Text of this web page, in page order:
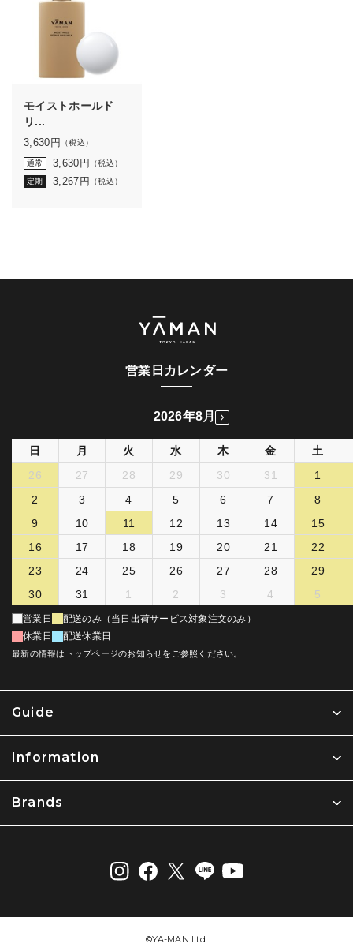
モイストホールド
リ...
3,630 円 （税込）
通常 3,630 円 （税込）
定期 3,267 円 （税込）
Guide
Information
Brands
営業日カレンダー
2026年8月
日 月 火 水 木 金
土
26
27 28 29 30 31
1
2
3 4 5 6 7
8
9
10 11 12 13 14
15
16
17 18 19 20 21
22
23
24 25 26 27 28
29
30
31 1 2 3 4 5
営業日
配送のみ（当日出荷サービス対象注文のみ）
休業日
配送休業日
最新の情報はトップページのお知らせをご参照ください。
©︎YA-MAN Ltd.